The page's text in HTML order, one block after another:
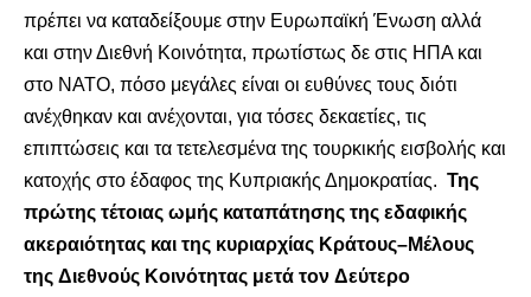
πρέπει να καταδείξουμε στην Ευρωπαϊκή Ένωση αλλά
και στην Διεθνή Κοινότητα, πρωτίστως δε στις ΗΠΑ και
στο ΝΑΤΟ, πόσο μεγάλες είναι οι ευθύνες τους διότι
ανέχθηκαν και ανέχονται, για τόσες δεκαετίες, τις
επιπτώσεις και τα τετελεσμένα της τουρκικής εισβολής και
κατοχής στο έδαφος της Κυπριακής Δημοκρατίας. Της
πρώτης τέτοιας ωμής καταπάτησης της εδαφικής
ακεραιότητας και της κυριαρχίας Κράτους–Μέλους
της Διεθνούς Κοινότητας μετά τον Δεύτερο